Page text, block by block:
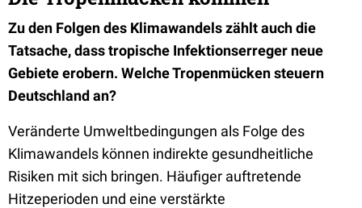
Zu den Folgen des Klimawandels zählt auch die
Tatsache, dass tropische Infektionserreger neue
Gebiete erobern. Welche Tropenmücken steuern
Deutschland an?
Veränderte Umweltbedingungen als Folge des
Klimawandels können indirekte gesundheitliche
Risiken mit sich bringen. Häufiger auftretende
Hitzeperioden und eine verstärkte